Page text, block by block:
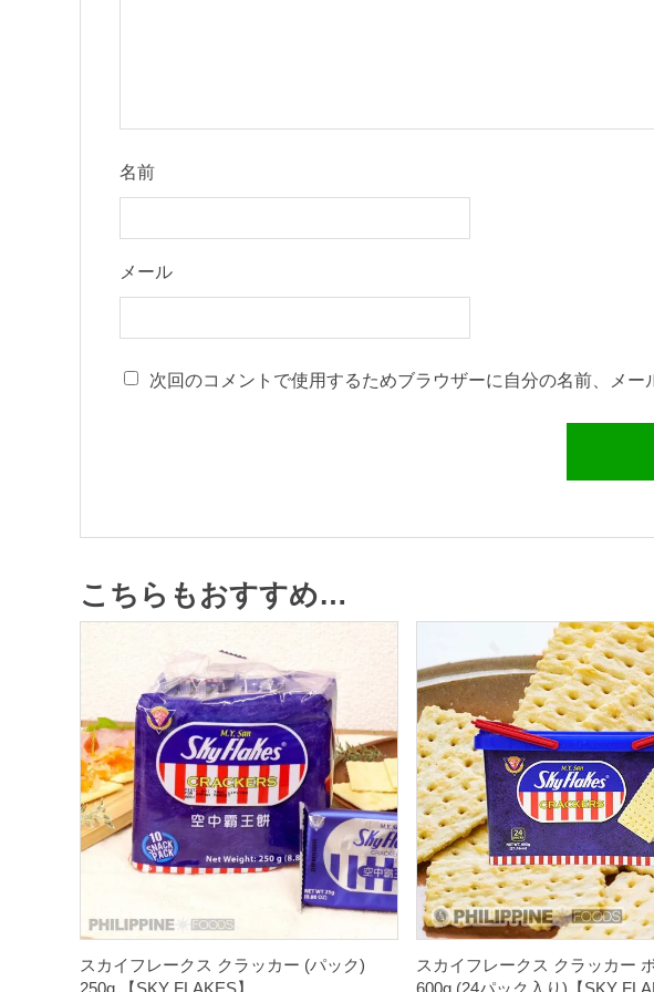
名前
メール
次回のコメントで使用するためブラウザーに自分の名前、メー
こちらもおすすめ…
スカイフレークス クラッカー (パック)
250g 【SKY FLAKES】
スカイフレークス クラッカー
600g (24パック入り)【SKY